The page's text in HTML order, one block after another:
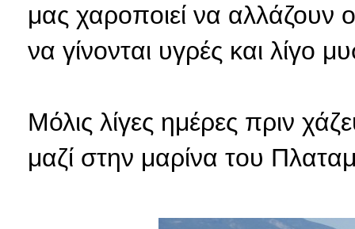
μας χαροποιεί να αλλάζουν
να γίνονται υγρές και λίγο
Μόλις λίγες ημέρες πριν
μαζί στην μαρίνα του